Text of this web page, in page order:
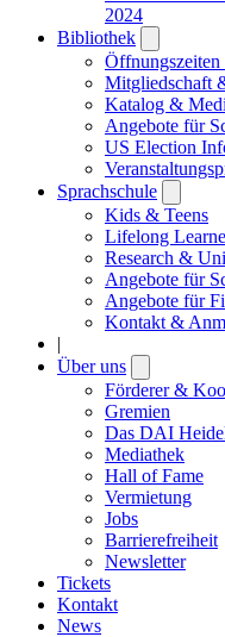
2024
Bibliothek
submenu
Mitgliedschaft
Katalog &
Angebote für
US Election
Sprachschule
submenu
Kids & Teens
Lifelong
Research &
Angebote für
Angebote für
Kontakt &
|
Über uns
submenu
Förderer &
Gremien
Das DAI
Mediathek
Hall of Fame
Vermietung
Jobs
Barrierefreiheit
Newsletter
Tickets
Kontakt
News